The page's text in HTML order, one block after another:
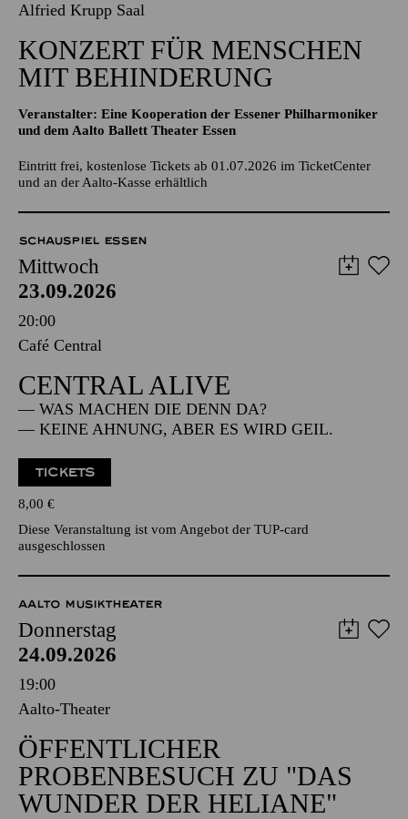
Alfried Krupp Saal
KONZERT FÜR MENSCHEN
MIT BEHINDERUNG
Veranstalter: Eine Kooperation der Essener Philharmoniker
und dem Aalto Ballett Theater Essen
Eintritt frei, kostenlose Tickets ab 01.07.2026 im TicketCenter
und an der Aalto-Kasse erhältlich
SCHAUSPIEL ESSEN
Mittwoch
23.09.2026
20:00
Café Central
CENTRAL ALIVE
— WAS MACHEN DIE DENN DA?
— KEINE AHNUNG, ABER ES WIRD GEIL.
TICKETS
8,00 €
Diese Veranstaltung ist vom Angebot der TUP-card
ausgeschlossen
AALTO MUSIKTHEATER
Donnerstag
24.09.2026
19:00
Aalto-Theater
ÖFFENTLICHER
PROBENBESUCH ZU "DAS
WUNDER DER HELIANE"